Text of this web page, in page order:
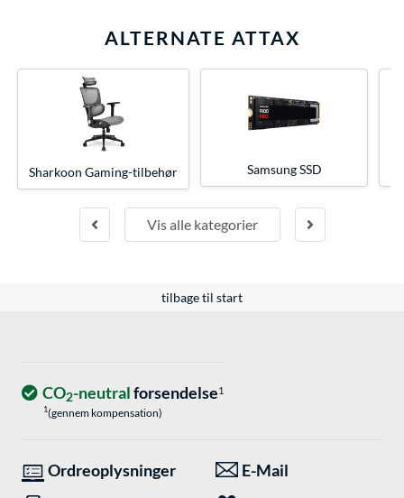
ALTERNATE ATTAX
Vis alle kategorier
Sharkoon Gaming-tilbehør Samsung SSD
tilbage til start
CO2-neutralforsendelse1
1(gennem kompensation)
Ordreoplysninger
E-Mail